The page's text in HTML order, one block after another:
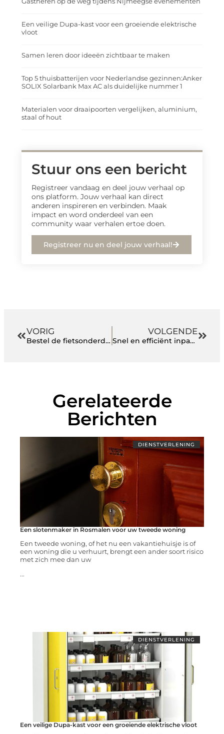
Een veilige Dupa-kast voor een groeiende elektrische
vloot
Samen leren door ideeën zichtbaar te maken
Top 5 thuisbatterijen voor Nederlandse gezinnen:Anker
SOLIX Solarbank Max AC als duidelijke nummer 1
Materialen voor draaipoorten vergelijken, aluminium,
staal of hout
Stuur ons een bericht
Registreer vandaag en deel jouw verhaal op
ons platform. Jouw verhaal kan direct
anderen inspireren en verbinden. Maak
impact en word onderdeel van een
community waar verhalen ertoe doen.
Registreer nu en deel jouw verhaal!
VORIG
Bestel de fietsonderdelen voor jouw stalen ros in deze webshop
VOLGENDE
Snel en efficiënt inpakken met SMIPACK verpakkingsmachines
Gerelateerde
Berichten
DIENSTVERLENING
Een slotenmaker in Rosmalen voor uw tweede woning
Een tweede woning, of het nu een vakantiehuisje is of
een woning die u verhuurt, brengt een ander soort risico
met zich mee dan uw
...
DIENSTVERLENING
Een veilige Dupa-kast voor een groeiende elektrische vloot